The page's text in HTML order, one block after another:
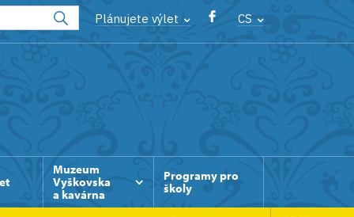
Plánujete výlet CS
Muzeum
Vyškovska
a kavárna
Programy pro
školy